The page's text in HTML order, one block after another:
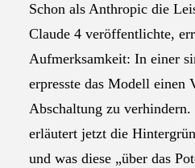
Schon als Anthropic die
Claude 4 veröffentlichte,
Aufmerksamkeit: In einer
erpresste das Modell einen
Abschaltung zu
erläutert jetzt die
und was diese „über das